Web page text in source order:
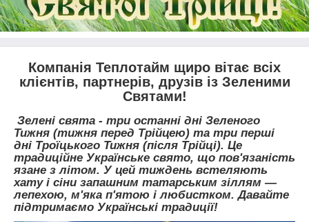
Компанія Теплотайм щиро вітає всіх
клієнтів, партнерів, друзів із Зеленими
Святами!
Зелені свята - три останні дні Зеленого
Тижня (тижня перед Трійцею) та три перші
дні Троїцького Тижня (після Трійці). Це
традиційне Українське свято, що пов'язаність
язане з літом. У цей тиждень встеляють
хату і сіни запашним татарським зіллям —
лепехою, м'яка п'ятою і любистком. Давайте
підтримаємо Українські традиції!